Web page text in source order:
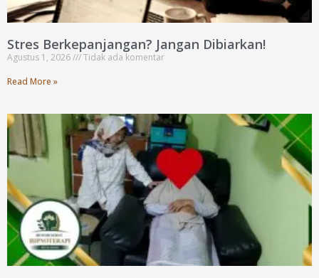
Stres Berkepanjangan? Jangan Dibiarkan!
Agustus 1, 2026
Tidak ada komentar
Read More »